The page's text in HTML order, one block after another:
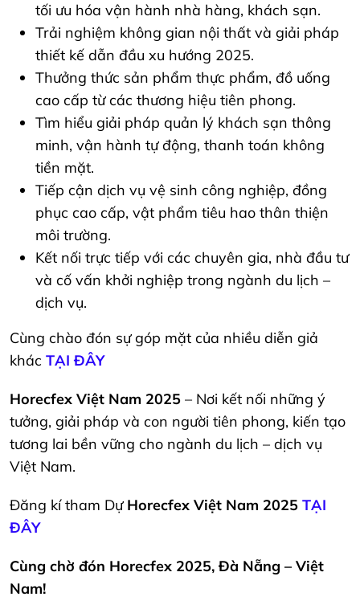
tối ưu hóa vận hành nhà hàng, khách sạn.
Trải nghiệm không gian nội thất và giải pháp
thiết kế dẫn đầu xu hướng 2025.
Thưởng thức sản phẩm thực phẩm, đồ uống
cao cấp từ các thương hiệu tiên phong.
Tìm hiểu giải pháp quản lý khách sạn thông
minh, vận hành tự động, thanh toán không
tiền mặt.
Tiếp cận dịch vụ vệ sinh công nghiệp, đồng
phục cao cấp, vật phẩm tiêu hao thân thiện
môi trường.
Kết nối trực tiếp với các chuyên gia, nhà đầu tư
và cố vấn khởi nghiệp trong ngành du lịch –
dịch vụ.
Cùng chào đón sự góp mặt của nhiều diễn giả
khác TẠI ĐÂY
Horecfex Việt Nam 2025 – Nơi kết nối những ý
tưởng, giải pháp và con người tiên phong, kiến tạo
tương lai bền vững cho ngành du lịch – dịch vụ
Việt Nam.
Đăng kí tham Dự Horecfex Việt Nam 2025 TẠI
ĐÂY
Cùng chờ đón Horecfex 2025, Đà Nẵng – Việt
Nam!